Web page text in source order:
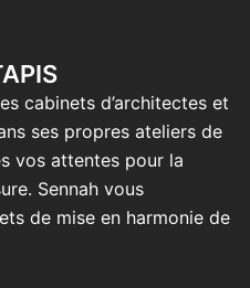
cabinets d’architectes et
ses propres ateliers de
vos attentes pour la
Sennah vous
de mise en harmonie de